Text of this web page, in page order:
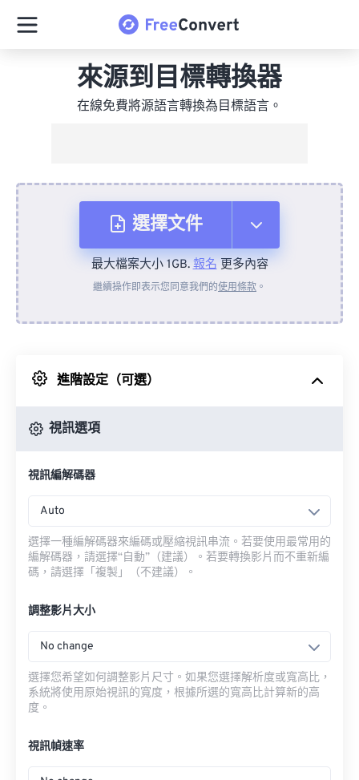
來源到目標轉換器
在線免費將源語言轉換為目標語言。
選擇文件
來自裝置
來自 Google 雲端硬碟
最大檔案大小 1GB.報名更多內容
繼續操作即表示您同意我們的使用條款 。
進階設定（可選）
視訊選項
視訊編解碼器
Auto
選擇一種編解碼器來編碼或壓縮視訊串流。若要使用最常用的
編解碼器，請選擇“自動”（建議）。若要轉換影片而不重新編
碼，請選擇「複製」（不建議）。
調整影片大小
No change
選擇您希望如何調整影片尺寸。如果您選擇解析度或寬高比，
系統將使用原始視訊的寬度，根據所選的寬高比計算新的高
度。
視訊幀速率